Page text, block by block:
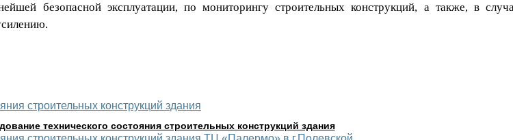
безопасной эксплуатации, по мониторингу строительных конструкций, а также, в
технического состояния строительных конструкций здания